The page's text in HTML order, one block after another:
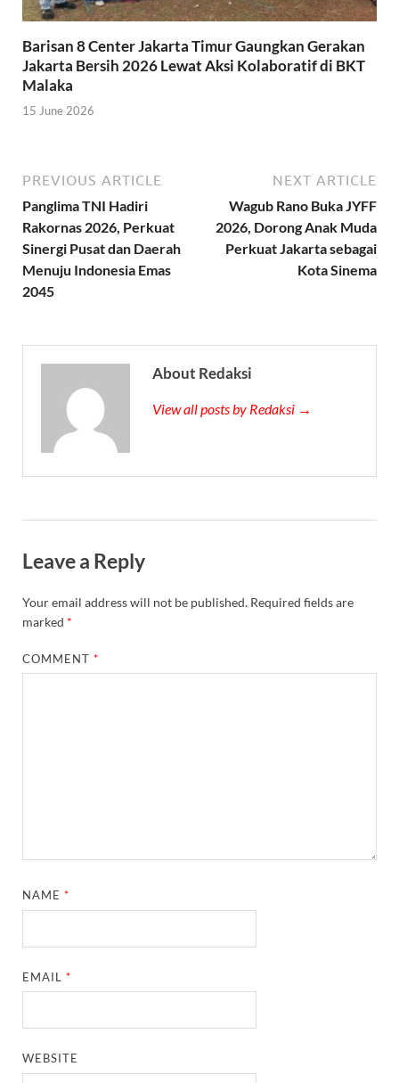
Barisan 8 Center Jakarta Timur Gaungkan Gerakan
Jakarta Bersih 2026 Lewat Aksi Kolaboratif di BKT
Malaka
15 June 2026
PREVIOUS ARTICLE
Panglima TNI Hadiri
Rakornas 2026, Perkuat
Sinergi Pusat dan Daerah
Menuju Indonesia Emas
2045
NEXT ARTICLE
Wagub Rano Buka JYFF
2026, Dorong Anak Muda
Perkuat Jakarta sebagai
Kota Sinema
About Redaksi
View all posts by Redaksi →
Leave a Reply
Your email address will not be published. Required fields are
marked *
COMMENT*
NAME*
EMAIL*
WEBSITE